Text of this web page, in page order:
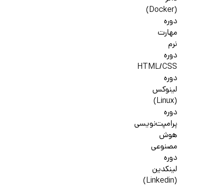
(Docker)
دوره
مهارت
نرم
دوره
HTML/CSS
دوره
لینوکس
(Linux)
دوره
پرامپت‌نویسی
هوش
مصنوعی
دوره
لینکدین
(Linkedin)